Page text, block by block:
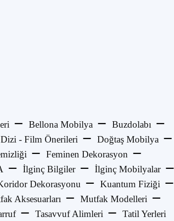
Bellona Mobilya
Buzdolabı
Dizi - Film Önerileri
Doğtaş Mobilya
Feminen Dekorasyon
İlginç Bilgiler
İlginç Mobilyalar
Dekorasyonu
Kuantum Fiziği
Aksesuarları
Mutfak Modelleri
Tasavvuf Alimleri Tatil Yerleri